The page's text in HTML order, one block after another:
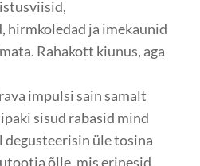
hirmkoledad ja imekaunid
Rahakott kiunus, aga
impulsi sain samalt
sisud rabasid mind
üle tosina
õlle, mis erinesid